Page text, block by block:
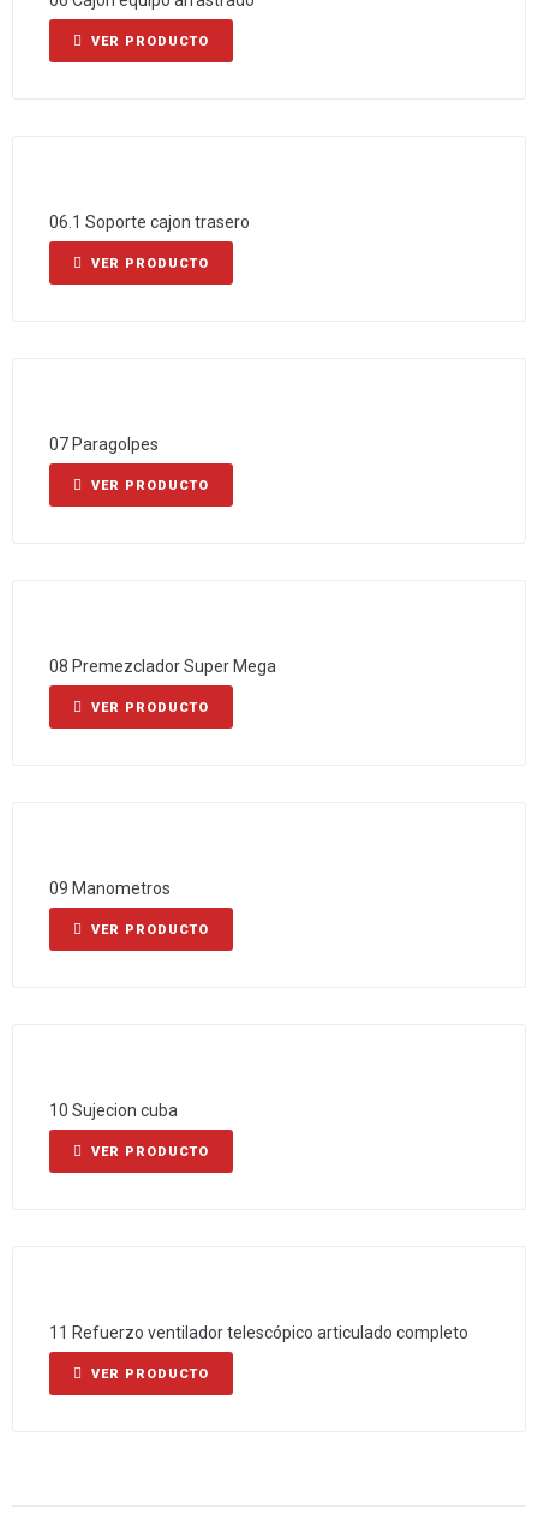
VER PRODUCTO
06.1 Soporte cajon trasero
VER PRODUCTO
07 Paragolpes
VER PRODUCTO
08 Premezclador Super Mega
VER PRODUCTO
09 Manometros
VER PRODUCTO
10 Sujecion cuba
VER PRODUCTO
11 Refuerzo ventilador telescópico articulado completo
VER PRODUCTO